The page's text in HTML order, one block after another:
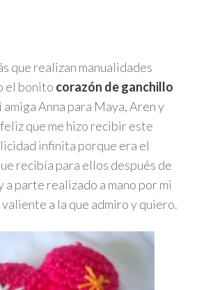
que realizan manualidades
el bonito corazón de ganchillo
Anna para Maya, Aren y
que me hizo recibir este
infinita porque era el
recibía para ellos después de
a parte realizado a mano por mi
valiente a la que admiro y quiero.